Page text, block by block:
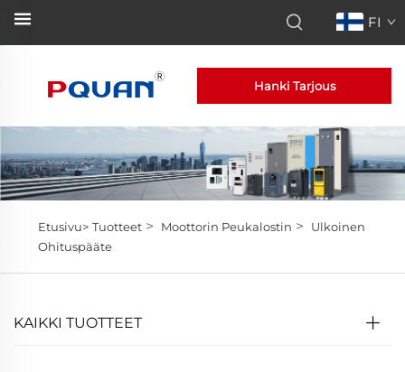
FI
Hanki Tarjous
Etusivu> Tuotteet> Moottorin Peukalostin >
Ulkoinen
Ohituspääte
KAIKKI TUOTTEET